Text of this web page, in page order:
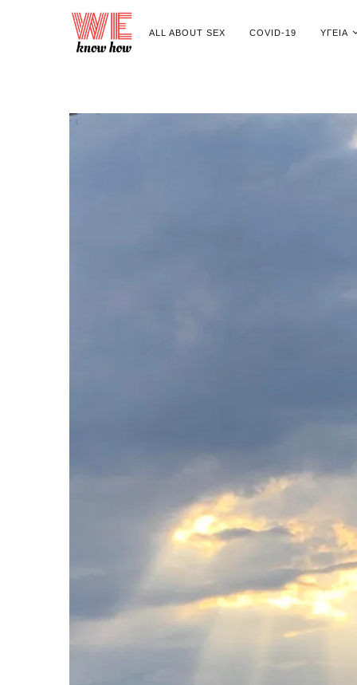
ALL ABOUT SEX COVID-19 ΥΓΕΊΑ